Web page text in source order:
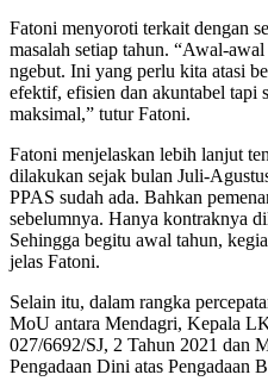
Fatoni menyoroti terkait dengan
masalah setiap tahun. “Awal-
ngebut. Ini yang perlu kita atasi
efektif, efisien dan akuntabel tapi
maksimal,” tutur Fatoni.
Fatoni menjelaskan lebih lanjut
dilakukan sejak bulan Juli-
PPAS sudah ada. Bahkan
sebelumnya. Hanya kontraknya
Sehingga begitu awal tahun,
jelas Fatoni.
Selain itu, dalam rangka
MoU antara Mendagri, Kepala
027/6692/SJ, 2 Tahun 2021 dan
Pengadaan Dini atas Pengadaan